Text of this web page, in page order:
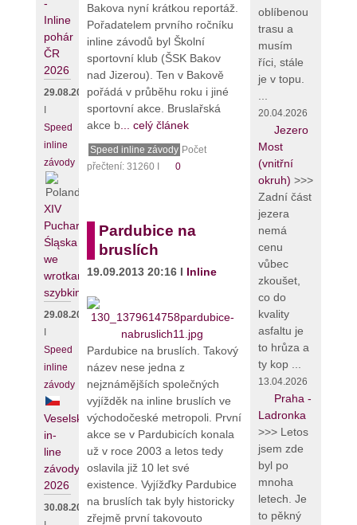
-
Inline
pohár
ČR
2026
29.08.2026
Speed
inline
závody
XIV
Puchar
Śląska
we
wrotkarstwie
szybkim
29.08.2026
Speed
inline
závody
Veselské
in-
line
závody
2026
30.08.2026
Bakova nyní krátkou reportáž.
Pořadatelem prvního ročníku
inline závodů byl Školní
sportovní klub (ŠSK Bakov
nad Jizerou). Ten v Bakově
pořádá v průběhu roku i jiné
sportovní akce. Bruslařská
akce b... celý článek
Speed inline závody Počet
přečtení: 31260 I
0
Pardubice na
bruslích
19.09.2013 20:16 I Inline
Pardubice na bruslích. Takový
název nese jedna z
nejznámějších společných
vyjížděk na inline bruslích ve
východočeské metropoli. První
akce se v Pardubicích konala
už v roce 2003 a letos tedy
oslavila již 10 let své
existence. Vyjížďky Pardubice
na bruslích tak byly historicky
zřejmě první takovouto
oblíbenou
trasu a
musím
říci, stále
je v topu.
...
20.04.2026
Jezero
Most
(vnitřní
okruh) >>>
Zadní část
jezera
nemá
cenu
vůbec
zkoušet,
co do
kvality
asfaltu je
to hrůza a
ty kop ...
13.04.2026
Praha -
Ladronka
>>> Letos
jsem zde
byl po
mnoha
letech. Je
to pěkný